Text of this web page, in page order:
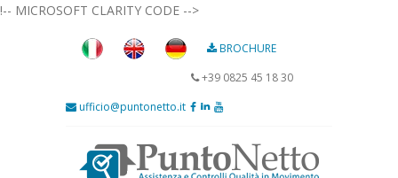
!-- MICROSOFT CLARITY CODE -->
BROCHURE
+39 0825 45 18 30
ufficio@puntonetto.it